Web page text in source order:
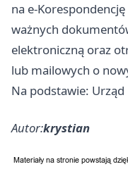
na e-
ważnych
elektroniczną oraz
lub mailowych o
Na podstawie:
Autor:krystian